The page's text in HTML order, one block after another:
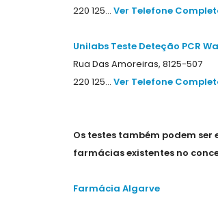
220 125... Ver Telefone
Unilabs Teste Deteção PCR
Rua Das Amoreiras, 8125-507
220 125... Ver Telefone
Os testes também podem
farmácias existentes no
Farmácia Algarve